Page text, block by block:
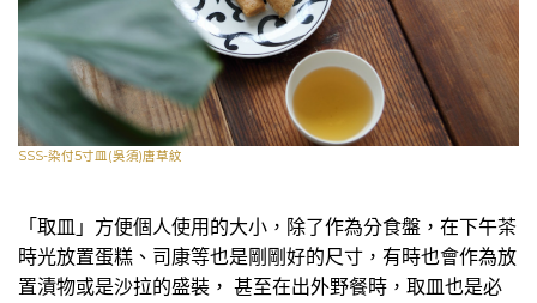
SSS-染付5寸皿(吳須)唐草紋
「取皿」方便個人使用的大小，除了作為分食盤，在下午茶
時光放置蛋糕、司康等也是剛剛好的尺寸，有時也會作為放
置漬物或是沙拉的盛裝， 甚至在出外野餐時，取皿也是必